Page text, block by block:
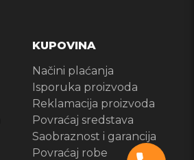
KUPOVINA
Načini plaćanja
Isporuka proizvoda
Reklamacija proizvoda
Povraćaj sredstava
Saobraznost i garancija
Povraćaj robe